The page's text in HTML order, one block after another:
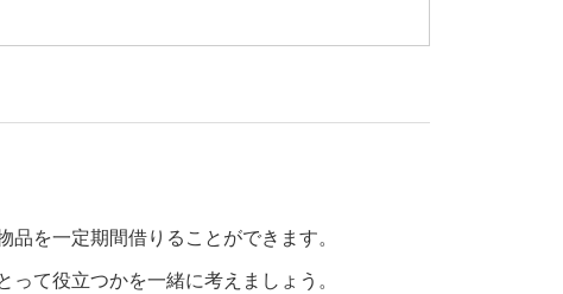
を一定期間借りることができます。
て役立つかを一緒に考えましょう。